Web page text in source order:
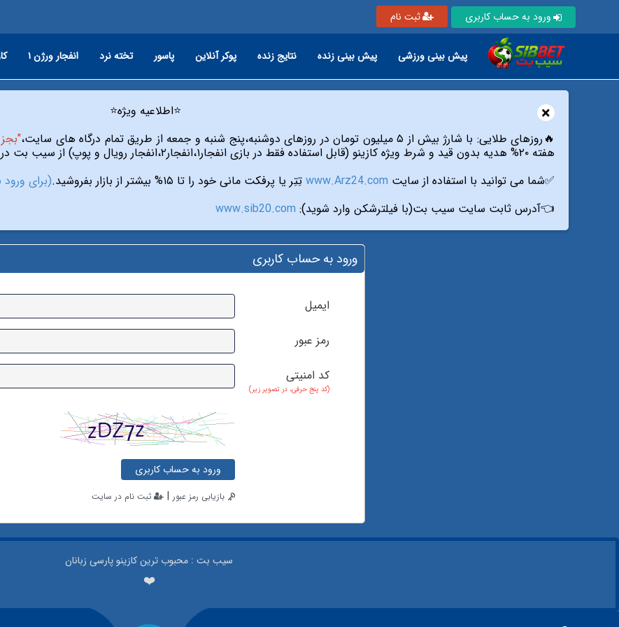
ورود به حساب کاربری ثبت نام
پیش بینی ورزشی پیش بینی زنده نتایج زنده پوکر آنلاین پاسور تخته نرد انفجار ورژن ۱
×
⭐️اطلاعیه ویژه⭐️
🔥روزهای طلایی: با شارژ بیش از ۵ میلیون تومان در روزهای دوشنبه،پنج شنبه و جمعه از طریق تمام درگاه های سایت،
هفته ۲۰% هدیه بدون قید و شرط ویژه کازینو (قابل استفاده فقط در بازی انفجار۱،انفجار۲،انفجار رویال و پوپ) از سیب بت دریافت کنید.
✅شما می توانید با استفاده از سایت www.Arz24.com تِتِر یا پرفکت مانی خود را تا ۱۵% بیشتر از بازار بفروشید.
(برای ورود به
👈آدرس ثابت سایت سیب بت(با فیلترشکن وارد شوید): www.sib20.com
ورود به حساب کاربری
ایمیل
رمز عبور
کد امنیتی
(کد پنج حرفی، در تصویر زیر)
ورود به حساب کاربری
بازیابی رمز عبور | ثبت نام در سایت
سیب بت : محبوب ترین کازینو پارسی زبانان
❤️